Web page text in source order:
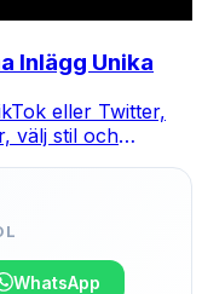
Inlägg Unika
eller Twitter,
välj stil och
WhatsApp